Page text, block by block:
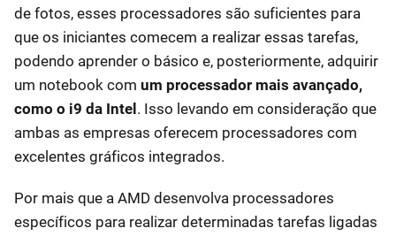
de fotos, esses processadores são suficientes para
que os iniciantes comecem a realizar essas tarefas,
podendo aprender o básico e, posteriormente, adquirir
um notebook com um processador mais avançado,
como o i9 da Intel . Isso levando em consideração que
ambas as empresas oferecem processadores com
excelentes gráficos integrados.
Por mais que a AMD desenvolva processadores
específicos para realizar determinadas tarefas ligadas